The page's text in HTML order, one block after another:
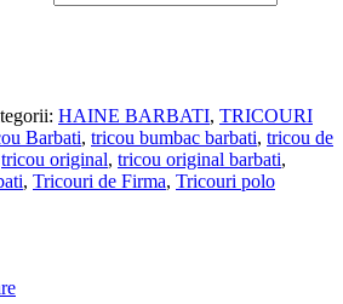
HAINE BARBATI, TRICOURI
Barbati, tricou bumbac barbati, tricou de
tricou original, tricou original barbati,
, Tricouri de Firma, Tricouri polo